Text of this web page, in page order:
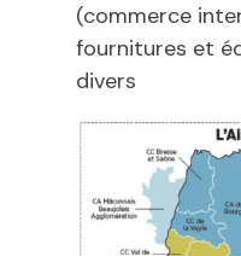
(commerce
fournitures et
divers